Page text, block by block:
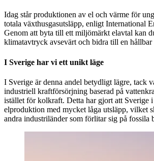
Idag står produktionen av el och värme för
totala växthusgasutsläpp, enligt International
Genom att byta till ett miljömärkt elavtal kan
klimatavtryck avsevärt och bidra till en hållbar
I Sverige har vi ett unikt läge
I Sverige är denna andel betydligt lägre, tack
industriell kraftförsörjning baserad på
istället för kolkraft. Detta har gjort att Sverige i
elproduktion med mycket låga utsläpp, vilket
andra industriländer som förlitar sig på fossila